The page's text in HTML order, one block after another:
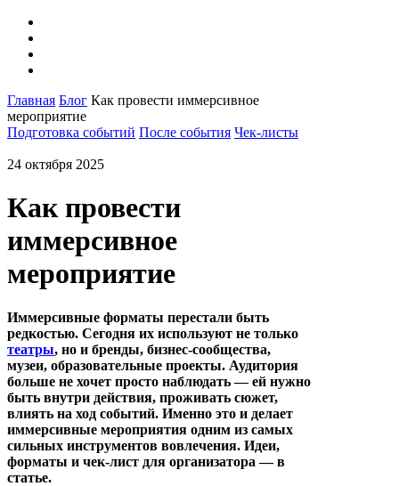
Главная Блог Как провести иммерсивное
мероприятие
Подготовка событий После события Чек-листы
24 октября 2025
Как провести
иммерсивное
мероприятие
Иммерсивные форматы перестали быть
редкостью. Сегодня их используют не только
театры, но и бренды, бизнес-сообщества,
музеи, образовательные проекты. Аудитория
больше не хочет просто наблюдать — ей нужно
быть внутри действия, проживать сюжет,
влиять на ход событий. Именно это и делает
иммерсивные мероприятия одним из самых
сильных инструментов вовлечения. Идеи,
форматы и чек-лист для организатора — в
статье.